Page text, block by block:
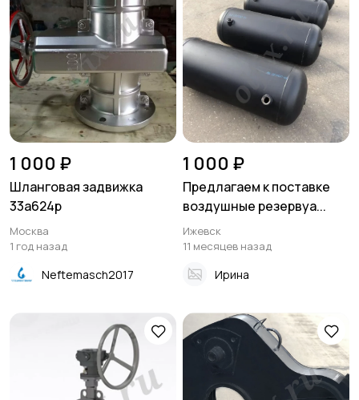
1 000 ₽
Шланговая задвижка
33а624р
Москва
1 год назад
Neftemasch2017
1 000 ₽
Предлагаем к поставке
воздушные резервуа...
Ижевск
11 месяцев назад
Ирина